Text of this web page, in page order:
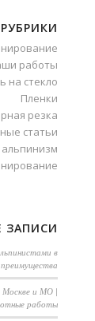
РУБРИКИ
работы
на стекло
Пленки
резка
статьи
ЗАПИСИ
в
Москве и МО |
работы